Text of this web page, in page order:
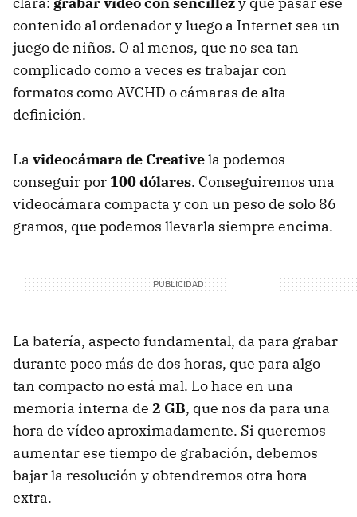
contenido al ordenador y luego a Internet sea un
juego de niños. O al menos, que no sea tan
complicado como a veces es trabajar con
formatos como AVCHD o cámaras de alta
definición.
La videocámara de Creativela podemos
conseguir por 100 dólares. Conseguiremos una
videocámara compacta y con un peso de solo 86
gramos, que podemos llevarla siempre encima.
La batería, aspecto fundamental, da para grabar
durante poco más de dos horas, que para algo
tan compacto no está mal. Lo hace en una
memoria interna de 2 GB, que nos da para una
hora de vídeo aproximadamente. Si queremos
aumentar ese tiempo de grabación, debemos
bajar la resolución y obtendremos otra hora
extra.